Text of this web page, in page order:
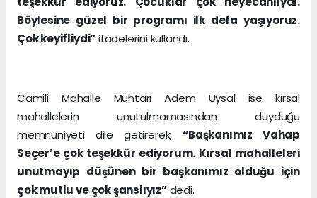
Böylesine güzel bir programı ilk defa yaşıyoruz.
Çok keyifliydi”ifadelerini kullandı.
Camili Mahalle Muhtarı Adem Uysal ise kırsal
mahallelerin unutulmamasından duyduğu
memnuniyeti dile getirerek,“Başkanımız Vahap
Seçer’e çok teşekkür ediyorum. Kırsal mahalleleri
unutmayıp düşünen bir başkanımız olduğu için
çok mutlu ve çok şanslıyız”dedi.